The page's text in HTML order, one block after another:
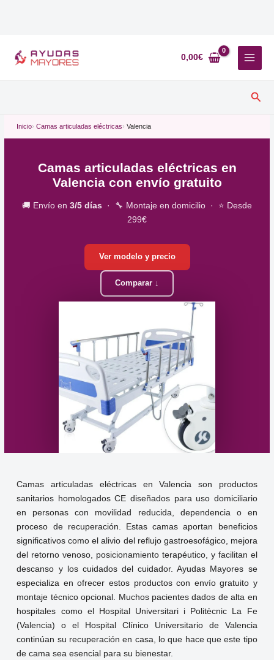
0,00€
Inicio Camas articuladas eléctricas Valencia
Camas articuladas eléctricas en
Valencia con envío gratuito
🚚 Envío en 3/5 días · 🔧 Montaje en domicilio · ⭐ Desde
299€
Ver modelo y precio
Comparar ↓
Camas articuladas eléctricas en Valencia son productos
sanitarios homologados CE diseñados para uso domiciliario
en personas con movilidad reducida, dependencia o en
proceso de recuperación. Estas camas aportan beneficios
significativos como el alivio del reflujo gastroesofágico, mejora
del retorno venoso, posicionamiento terapéutico, y facilitan el
descanso y los cuidados del cuidador. Ayudas Mayores se
especializa en ofrecer estos productos con envío gratuito y
montaje técnico opcional. Muchos pacientes dados de alta en
hospitales como el Hospital Universitari i Politècnic La Fe
(Valencia) o el Hospital Clínico Universitario de Valencia
continúan su recuperación en casa, lo que hace que este tipo
de cama sea esencial para su bienestar.